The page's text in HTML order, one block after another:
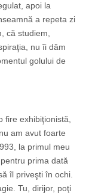
apoi la
a repeta zi
că studiem,
nu îi dăm
golului de
fire exhibiţionistă,
am avut foarte
la primul meu
prima dată
îl priveşti în ochi.
Tu, dirijor, poţi